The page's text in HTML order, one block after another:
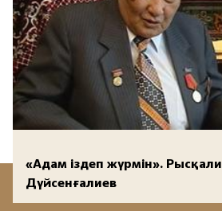
«Адам іздеп жүрмін». Рысқали
Дүйсенғалиев